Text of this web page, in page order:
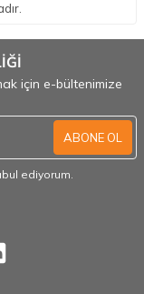
için e-bültenimize
ABONE OL
ediyorum.